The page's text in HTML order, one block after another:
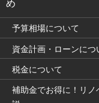
め
予算相場について
資金計画・ローンにつ
税金について
補助金でお得に！リ